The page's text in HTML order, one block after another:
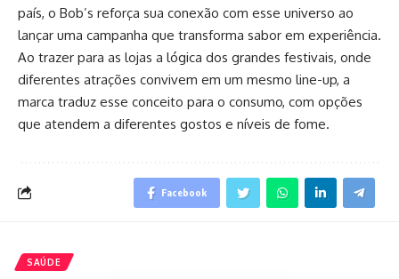
país, o Bob’s reforça sua conexão com esse universo ao
lançar uma campanha que transforma sabor em experiência.
Ao trazer para as lojas a lógica dos grandes festivais, onde
diferentes atrações convivem em um mesmo line-up, a
marca traduz esse conceito para o consumo, com opções
que atendem a diferentes gostos e níveis de fome.
Facebook
SAÚDE